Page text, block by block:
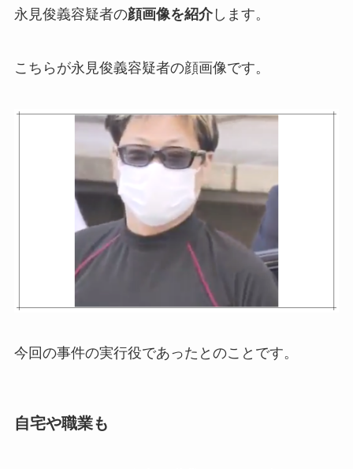
永見俊義容疑者の顔画像を紹介します。
こちらが永見俊義容疑者の顔画像です。
今回の事件の実行役であったとのことです。
自宅や職業も